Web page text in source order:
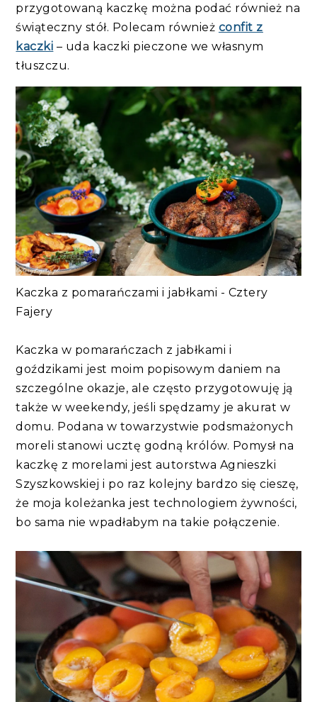
przygotowaną kaczkę można podać również na
świąteczny stół. Polecam również confit z
kaczki – uda kaczki pieczone we własnym
tłuszczu.
Kaczka z pomarańczami i jabłkami - Cztery
Fajery
Kaczka w pomarańczach z jabłkami i
goździkami jest moim popisowym daniem na
szczególne okazje, ale często przygotowuję ją
także w weekendy, jeśli spędzamy je akurat w
domu. Podana w towarzystwie podsmażonych
moreli stanowi ucztę godną królów. Pomysł na
kaczkę z morelami jest autorstwa Agnieszki
Szyszkowskiej i po raz kolejny bardzo się cieszę,
że moja koleżanka jest technologiem żywności,
bo sama nie wpadłabym na takie połączenie.